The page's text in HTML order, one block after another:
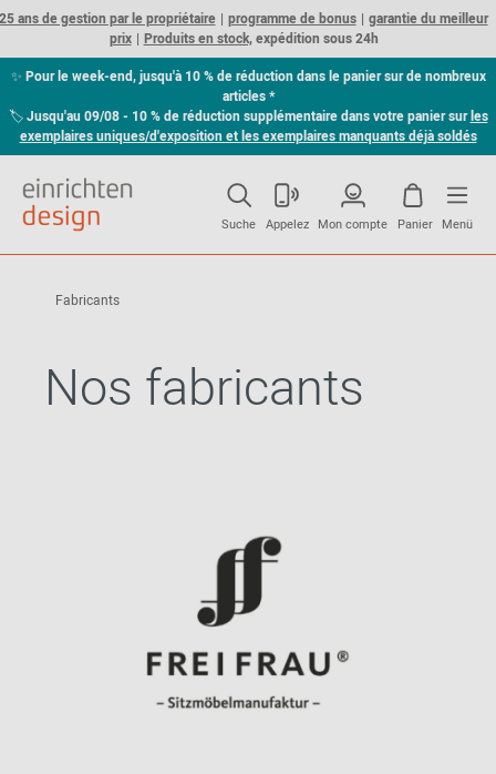
ans de gestion par le propriétaire programme de bonus
garantie du meilleur
prix
Produits en stock,expédition sous 24h
✨ Pour le week-end, jusqu'à 10 % de réduction dans le panier sur de nombreux
articles *
🏷Jusqu'au 09/08 - 10 % de réduction supplémentaire dans votre panier surles
exemplaires uniques/d'exposition et les exemplaires manquants déjà soldés
Suche Appelez Mon compte Panier Menü
Fabricants
Nos fabricants